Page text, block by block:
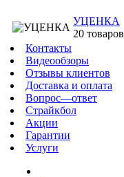
УЦЕНКА
20 товаров
Контакты
Видеообзоры
Отзывы клиентов
Доставка и оплата
Вопрос—ответ
Страйкбол
Акции
Гарантии
Услуги